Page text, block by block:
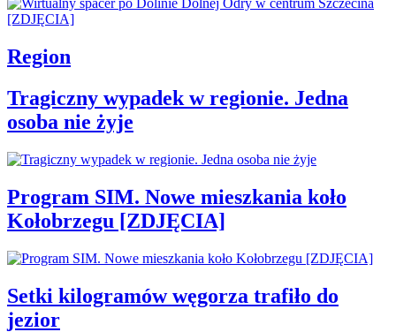
Region
Tragiczny wypadek w regionie. Jedna
osoba nie żyje
Program SIM. Nowe mieszkania koło
Kołobrzegu [ZDJĘCIA]
Setki kilogramów węgorza trafiło do
jezior